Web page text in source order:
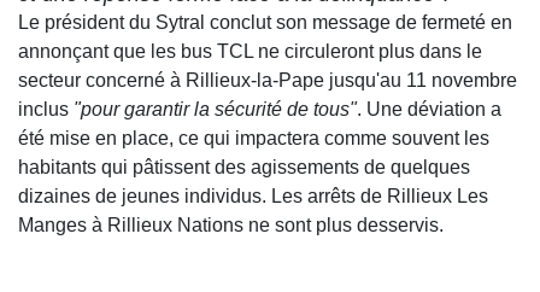
Le président du Sytral conclut son message de fermeté en
annonçant que les bus TCL ne circuleront plus dans le
secteur concerné à Rillieux-la-Pape jusqu'au 11 novembre
inclus "pour garantir la sécurité de tous". Une déviation a
été mise en place, ce qui impactera comme souvent les
habitants qui pâtissent des agissements de quelques
dizaines de jeunes individus. Les arrêts de Rillieux Les
Manges à Rillieux Nations ne sont plus desservis.